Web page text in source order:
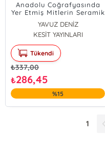
Anadolu Coğrafyasında
Yer Etmiş Mitlerin Seramik
Yüzeylerde
Yorumlanmaları
YAVUZ DENİZ
KESİT YAYINLARI
Tükendi
₺337,00
₺286,45
%15
1